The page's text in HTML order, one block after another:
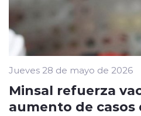
Jueves 28 de mayo de 2026
Minsal refuerza
aumento de casos